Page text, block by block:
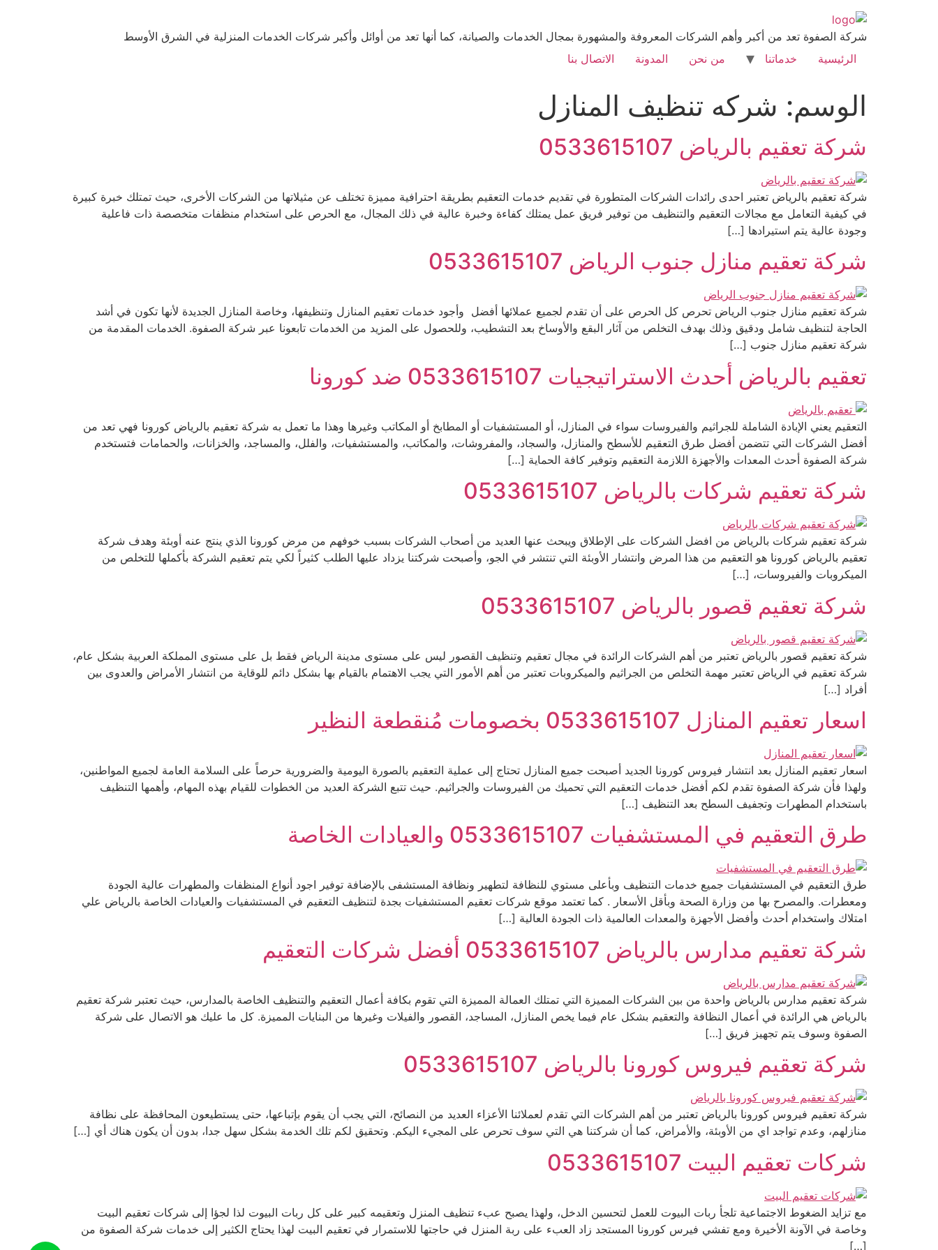
شركة الصفوة تعد من أكبر وأهم الشركات المعروفة والمشهورة بمجال الخدمات والصيانة، كما أنها تعد من أوائل وأكبر شركات الخدمات المنزلية في الشرق الأوسط
الرئيسية
خدماتنا من نحن المدونة الاتصال بنا
الوسم: شركه تنظيف المنازل
شركة تعقيم بالرياض 0533615107
شركة تعقيم بالرياض تعتبر احدى رائدات الشركات المتطورة في تقديم خدمات التعقيم بطريقة احترافية مميزة تختلف عن مثيلاتها من الشركات الأخرى، حيث تمتلك خبرة كبيرة
في كيفية التعامل مع مجالات التعقيم والتنظيف من توفير فريق عمل يمتلك كفاءة وخبرة عالية في ذلك المجال، مع الحرص على استخدام منظفات متخصصة ذات فاعلية
وجودة عالية يتم استيرادها […]
شركة تعقيم منازل جنوب الرياض 0533615107
شركة تعقيم منازل جنوب الرياض تحرص كل الحرص على أن تقدم لجميع عملائها أفضل وأجود خدمات تعقيم المنازل وتنظيفها، وخاصة المنازل الجديدة لأنها تكون في أشد
الحاجة لتنظيف شامل ودقيق وذلك بهدف التخلص من آثار البقع والأوساخ بعد التشطيب، وللحصول على المزيد من الخدمات تابعونا عبر شركة الصفوة. الخدمات المقدمة من
شركة تعقيم منازل جنوب […]
تعقيم بالرياض أحدث الاستراتيجيات 0533615107 ضد كورونا
التعقيم يعني الإبادة الشاملة للجراثيم والفيروسات سواء في المنازل، أو المستشفيات أو المطابخ أو المكاتب وغيرها وهذا ما تعمل به شركة تعقيم بالرياض كورونا فهي تعد من
أفضل الشركات التي تتضمن أفضل طرق التعقيم للأسطح والمنازل، والسجاد، والمفروشات، والمكاتب، والمستشفيات، والفلل، والمساجد، والخزانات، والحمامات فتستخدم
شركة الصفوة أحدث المعدات والأجهزة اللازمة التعقيم وتوفير كافة الحماية […]
شركة تعقيم شركات بالرياض 0533615107
شركة تعقيم شركات بالرياض من افضل الشركات على الإطلاق ويبحث عنها العديد من أصحاب الشركات بسبب خوفهم من مرض كورونا الذي ينتج عنه أوبئة وهدف شركة
تعقيم بالرياض كورونا هو التعقيم من هذا المرض وانتشار الأوبئة التي تنتشر في الجو، وأصبحت شركتنا يزداد عليها الطلب كثيراً لكي يتم تعقيم الشركة بأكملها للتخلص من
الميكروبات والفيروسات، […]
شركة تعقيم قصور بالرياض 0533615107
شركة تعقيم قصور بالرياض تعتبر من أهم الشركات الرائدة في مجال تعقيم وتنظيف القصور ليس على مستوى مدينة الرياض فقط بل على مستوى المملكة العربية بشكل عام،
شركة تعقيم في الرياض تعتبر مهمة التخلص من الجراثيم والميكروبات تعتبر من أهم الأمور التي يجب الاهتمام بالقيام بها بشكل دائم للوقاية من انتشار الأمراض والعدوى بين
أفراد […]
اسعار تعقيم المنازل 0533615107 بخصومات مُنقطعة النظير
اسعار تعقيم المنازل بعد انتشار فيروس كورونا الجديد أصبحت جميع المنازل تحتاج إلى عملية التعقيم بالصورة اليومية والضرورية حرصاً على السلامة العامة لجميع المواطنين،
ولهذا فأن شركة الصفوة تقدم لكم أفضل خدمات التعقيم التي تحميك من الفيروسات والجراثيم. حيث تتبع الشركة العديد من الخطوات للقيام بهذه المهام، وأهمها التنظيف
باستخدام المطهرات وتجفيف السطح بعد التنظيف […]
طرق التعقيم في المستشفيات 0533615107 والعيادات الخاصة
طرق التعقيم في المستشفيات جميع خدمات التنظيف وبأعلى مستوي للنظافة لتطهير ونظافة المستشفى بالإضافة توفير اجود أنواع المنظفات والمطهرات عالية الجودة
ومعطرات. والمصرح بها من وزارة الصحة وبأقل الأسعار . كما تعتمد موقع شركات تعقيم المستشفيات بجدة لتنظيف التعقيم في المستشفيات والعيادات الخاصة بالرياض علي
امتلاك واستخدام أحدث وأفضل الأجهزة والمعدات العالمية ذات الجودة العالية […]
شركة تعقيم مدارس بالرياض 0533615107 أفضل شركات التعقيم
شركة تعقيم مدارس بالرياض واحدة من بين الشركات المميزة التي تمتلك العمالة المميزة التي تقوم بكافة أعمال التعقيم والتنظيف الخاصة بالمدارس، حيث تعتبر شركة تعقيم
بالرياض هي الرائدة في أعمال النظافة والتعقيم بشكل عام فيما يخص المنازل، المساجد، القصور والفيلات وغيرها من البنايات المميزة. كل ما عليك هو الاتصال على شركة
الصفوة وسوف يتم تجهيز فريق […]
شركة تعقيم فيروس كورونا بالرياض 0533615107
شركة تعقيم فيروس كورونا بالرياض تعتبر من أهم الشركات التي تقدم لعملائنا الأعزاء العديد من النصائح، التي يجب أن يقوم بإتباعها، حتى يستطيعون المحافظة على نظافة
منازلهم، وعدم تواجد اي من الأوبئة، والأمراض، كما أن شركتنا هي التي سوف تحرص على المجيء اليكم. وتحقيق لكم تلك الخدمة بشكل سهل جدا، بدون أن يكون هناك أي […]
شركات تعقيم البيت 0533615107
مع تزايد الضغوط الاجتماعية تلجأ ربات البيوت للعمل لتحسين الدخل، ولهذا يصبح عبء تنظيف المنزل وتعقيمه كبير على كل ربات البيوت لذا لجؤا إلى شركات تعقيم البيت
وخاصة في الآونة الأخيرة ومع تفشي فيرس كورونا المستجد زاد العبء على ربة المنزل في حاجتها للاستمرار في تعقيم البيت لهذا يحتاج الكثير إلى خدمات شركة الصفوة من
[…]